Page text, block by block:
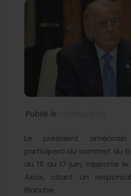
Publié le :
Le président
participera au sommet du
du 15 au 17 juin, rapporte
Axios, citant un
Blanche.